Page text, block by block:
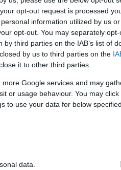
opt-out request is processed
information utilized by us
opt-out. You may separately
third parties on the IAB’s list of
by us to third parties on the
it to other third parties.
Google services and may
or usage behaviour. You may
to use your data for below
data.
τα κορυφαία